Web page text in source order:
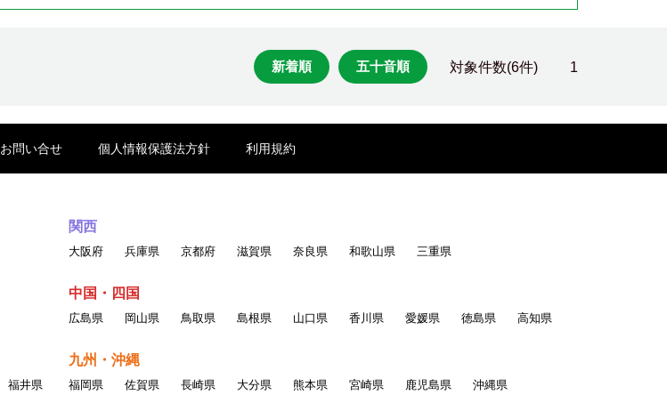
新着順 五十音順 対象件数(6件) 1
お問い合せ 個人情報保護法方針 利用規約
福井県
関西
大阪府 兵庫県 京都府 滋賀県 奈良県 和歌山県 三重県
中国・四国
広島県 岡山県 鳥取県 島根県 山口県 香川県 愛媛県 徳島県 高知県
九州・沖縄
福岡県 佐賀県 長崎県 大分県 熊本県 宮崎県 鹿児島県 沖縄県